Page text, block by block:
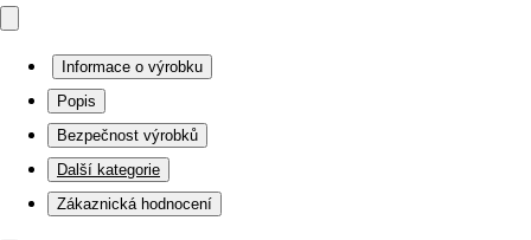
Informace o výrobku
Popis
Bezpečnost výrobků
Další kategorie
Zákaznická hodnocení